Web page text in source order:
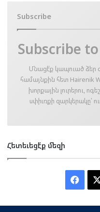
Subscribe
Subscribe
Մնացէ՛ք կապուած ձեր
համայնքին հետ Hairenik
խորքային լուրերու,
սփիւռքի զարկերակը՝
Հետեւեցէ՛ք մեզի